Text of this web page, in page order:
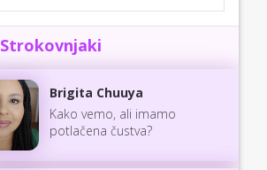
Strokovnjaki
Brigita Chuuya
Kako vemo, ali imamo
potlačena čustva?